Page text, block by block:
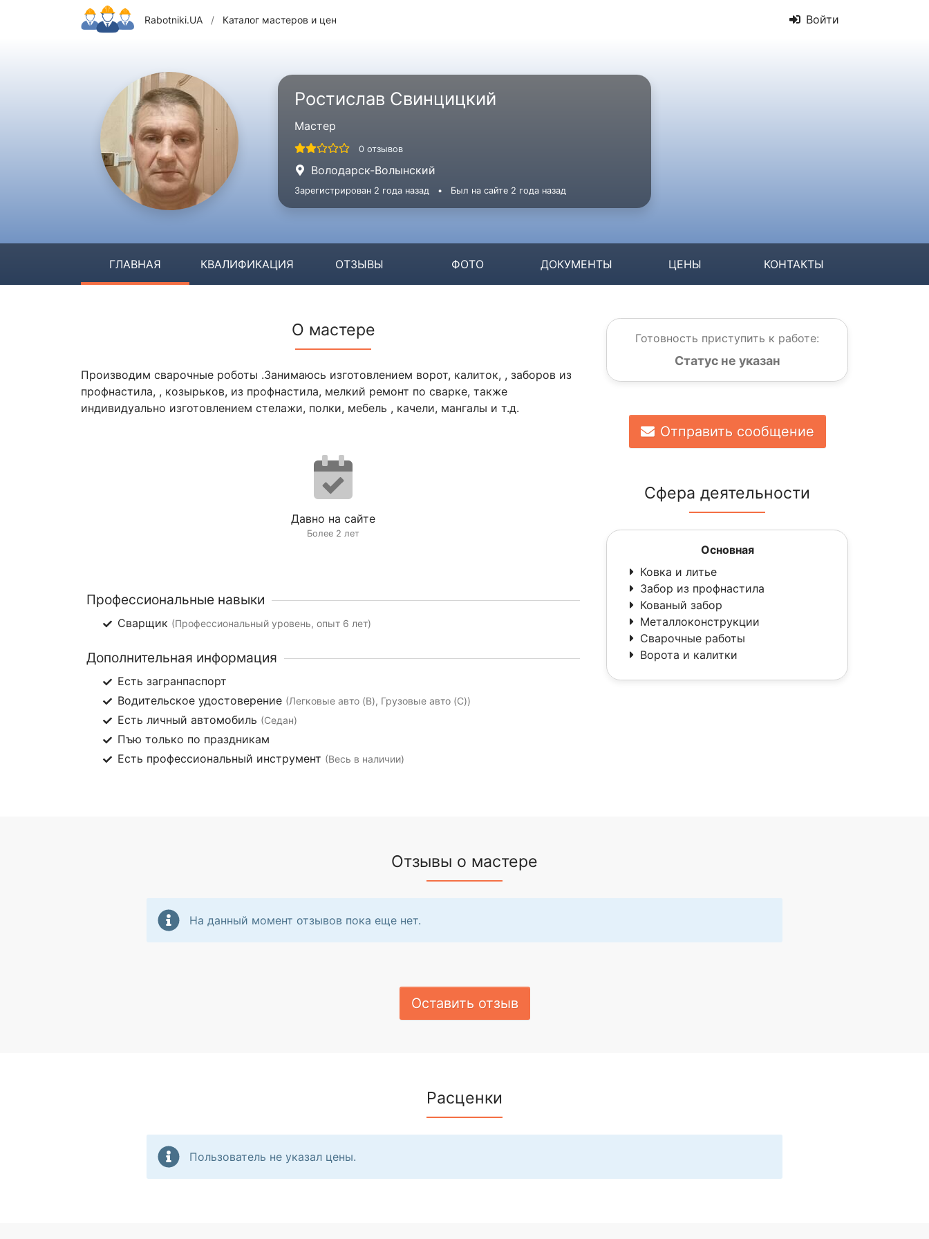
Rabotniki.UA / Каталог мастеров и цен Войти
Ростислав Свинцицкий
Мастер
0 отзывов
Володарск-Волынский
Зарегистрирован 2 года назад • Был на сайте 2 года назад
ГЛАВНАЯ КВАЛИФИКАЦИЯ ОТЗЫВЫ ФОТО ДОКУМЕНТЫ ЦЕНЫ КОНТАКТЫ
О мастере
Производим сварочные роботы .Занимаюсь изготовлением ворот, калиток, , заборов из
профнастила, , козырьков, из профнастила, мелкий ремонт по сварке, также
индивидуально изготовлением стелажи, полки, мебель , качели, мангалы и т.д.
Давно на сайте
Более 2 лет
Профессиональные навыки
Сварщик (Профессиональный уровень, опыт 6 лет)
Дополнительная информация
Есть загранпаспорт
Водительское удостоверение (Легковые авто (B), Грузовые авто (C))
Есть личный автомобиль (Седан)
Пъю только по праздникам
Есть профессиональный инструмент (Весь в наличии)
Готовность приступить к работе:
Статус не указан
Отправить сообщение
Сфера деятельности
Основная
Ковка и литье
Забор из профнастила
Кованый забор
Металлоконструкции
Сварочные работы
Ворота и калитки
Отзывы о мастере
На данный момент отзывов пока еще нет.
Оставить отзыв
Расценки
Пользователь не указал цены.